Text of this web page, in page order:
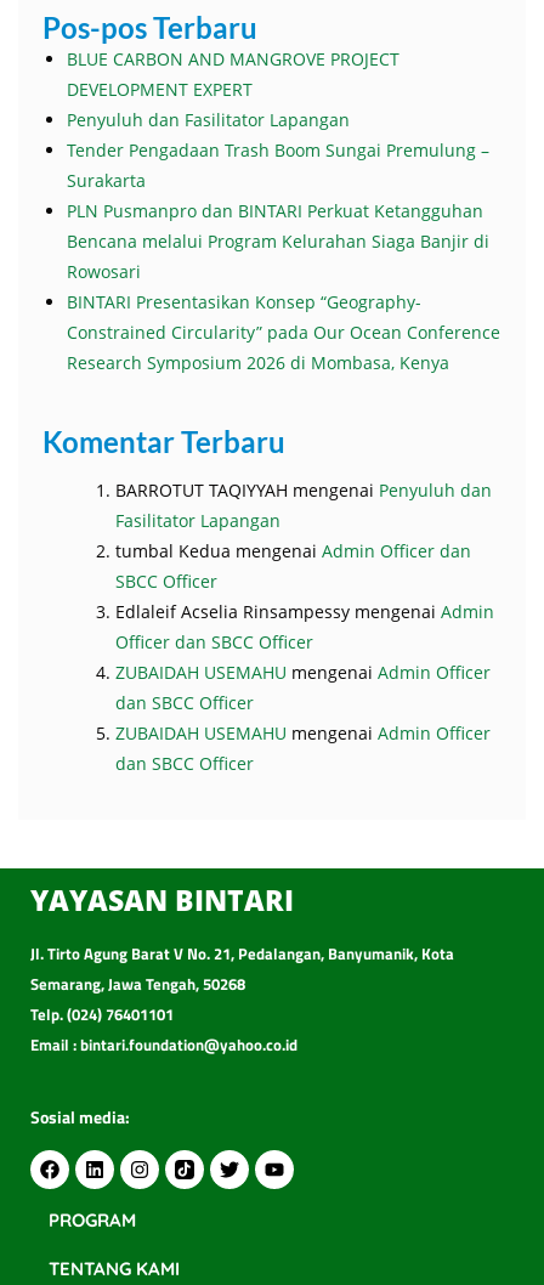
Pos-pos Terbaru
BLUE CARBON AND MANGROVE PROJECT
DEVELOPMENT EXPERT
Penyuluh dan Fasilitator Lapangan
Tender Pengadaan Trash Boom Sungai Premulung –
Surakarta
PLN Pusmanpro dan BINTARI Perkuat Ketangguhan
Bencana melalui Program Kelurahan Siaga Banjir di
Rowosari
BINTARI Presentasikan Konsep “Geography-
Constrained Circularity” pada Our Ocean Conference
Research Symposium 2026 di Mombasa, Kenya
Komentar Terbaru
BARROTUT TAQIYYAH mengenai Penyuluh dan
Fasilitator Lapangan
tumbal Kedua mengenai Admin Officer dan
SBCC Officer
Edlaleif Acselia Rinsampessy mengenai Admin
Officer dan SBCC Officer
ZUBAIDAH USEMAHU mengenai Admin Officer
dan SBCC Officer
ZUBAIDAH USEMAHU mengenai Admin Officer
dan SBCC Officer
YAYASAN BINTARI
Jl. Tirto Agung Barat V No. 21, Pedalangan, Banyumanik, Kota
Semarang, Jawa Tengah, 50268
Telp. (024) 76401101
Email : bintari.foundation@yahoo.co.id
Sosial media:
PROGRAM
TENTANG KAMI